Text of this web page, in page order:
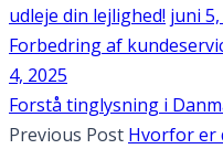
udleje din lejlighed! juni
Forbedring af
4, 2025
Forstå tinglysning i
Previous Post Hvorfor er